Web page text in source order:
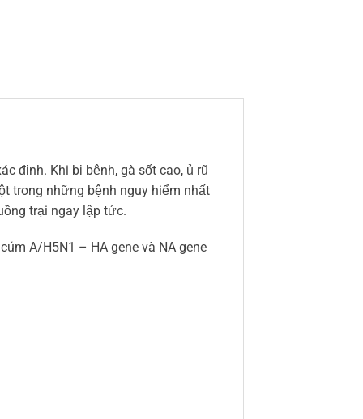
định. Khi bị bệnh, gà sốt cao, ủ rũ
trong những bệnh nguy hiểm nhất
trại ngay lập tức.
A/H5N1 – HA gene và NA gene